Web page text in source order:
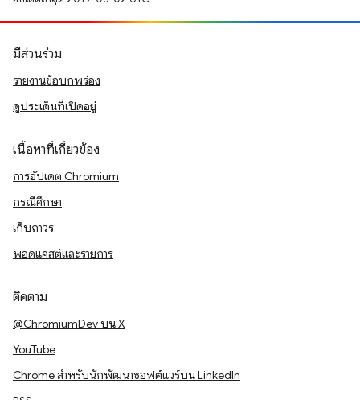
มีส่วนร่วม
รายงานข้อบกพร่อง
ดูประเด็นที่เปิดอยู่
เนื้อหาที่เกี่ยวข้อง
การอัปเดต Chromium
กรณีศึกษา
เก็บถาวร
พอดแคสต์และรายการ
ติดตาม
@ChromiumDev บน X
YouTube
Chrome สำหรับนักพัฒนาซอฟต์แวร์บน LinkedIn